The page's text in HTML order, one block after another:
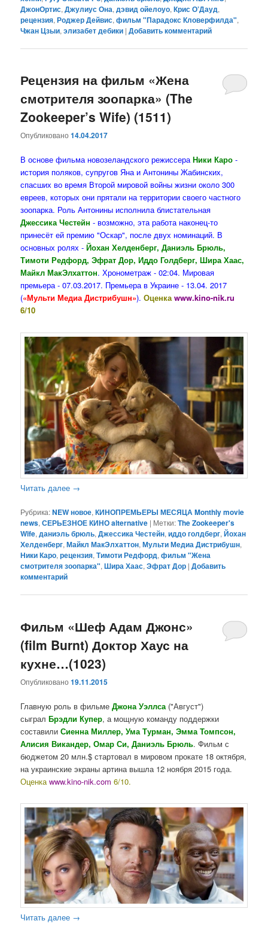
ДжонОртис,Джулиус Она,дэвид ойелоуо,Крис О’Дауд,
рецензия,Роджер Дейвис,фильм "Парадокс Кловерфилда",
Чжан Цзыи,элизабет дебики |Добавить комментарий
Рецензия на фильм «Жена
смотрителя зоопарка» (The
Zookeeper’s Wife) (1511)
Опубликовано14.04.2017
В основе фильма новозеландского режиссера Ники Каро-
история поляков, супругов Яна и Антонины Жабинских,
спасших во время Второй мировой войны жизни около 300
евреев, которых они прятали на территории своего частного
зоопарка. Роль Антонины исполнила блистательная
Джессика Честейн - возможно, эта работа наконец-то
принесёт ей премию "Оскар", после двух номинаций. В
основных ролях -Йохан Хелденберг, Даниэль Брюль,
Тимоти Редфорд, Эфрат Дор, Иддо Голдберг, Шира Хаас,
Майкл МакЭлхаттон. Хронометраж - 02:04. Мировая
премьера - 07.03.2017. Премьера в Украине - 13.04. 2017
(«Мульти Медиа Дистрибушн»).Оценкаwww.kino-nik.ru
6/10
Читать далее →
Рубрика:NEW новое,КИНОПРЕМЬЕРЫ МЕСЯЦА Monthly movie
news,СЕРЬЕЗНОЕ КИНО alternative | Метки:The Zookeeper's
Wife,даниэль брюль,Джессика Честейн,иддо голдберг,Йохан
Хелденберг,Майкл МакЭлхаттон,Мульти Медиа Дистрибушн,
Ники Каро,рецензия,Тимоти Редфорд,фильм "Жена
смотрителя зоопарка",Шира Хаас,Эфрат Дор |Добавить
комментарий
Фильм «Шеф Адам Джонс»
(film Burnt) Доктор Хаус на
кухне…(1023)
Опубликовано19.11.2015
Главную роль в фильмеДжона Уэллса ("Август")
сыгралБрэдли Купер, а мощную команду поддержки
составилиСиенна Миллер, Ума Турман, Эмма Томпсон,
Алисия Викандер, Омар Си, Даниэль Брюль. Фильм с
бюджетом 20 млн.$ стартовал в мировом прокате 18 октября,
на украинские экраны артина вышла 12 ноября 2015 года.
Оценкаwww.kino-nik.com6/10.
Читать далее →